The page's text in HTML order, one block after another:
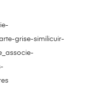
grise-similicuir-